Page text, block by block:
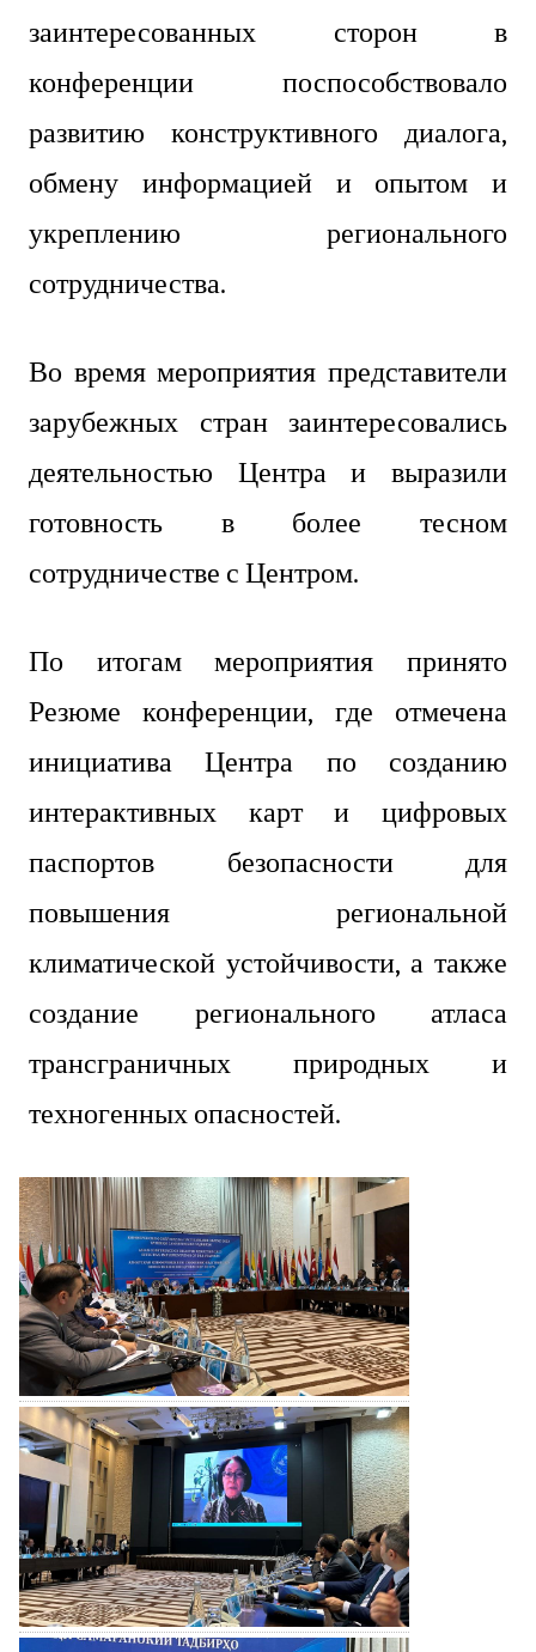
заинтересованных сторон в
конференции поспособствовало
развитию конструктивного диалога,
обмену информацией и опытом и
укреплению регионального
сотрудничества.
Во время мероприятия представители
зарубежных стран заинтересовались
деятельностью Центра и выразили
готовность в более тесном
сотрудничестве с Центром.
По итогам мероприятия принято
Резюме конференции, где отмечена
инициатива Центра по созданию
интерактивных карт и цифровых
паспортов безопасности для
повышения региональной
климатической устойчивости, а также
создание регионального атласа
трансграничных природных и
техногенных опасностей.